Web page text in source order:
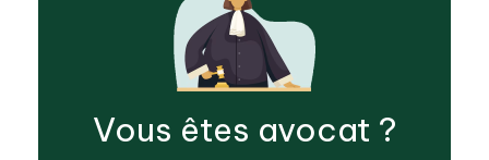
Vous êtes avocat ?